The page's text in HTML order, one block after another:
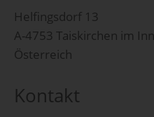
Helfingsdorf 13
A-4753 Taiskirchen im
Österreich
Kontakt